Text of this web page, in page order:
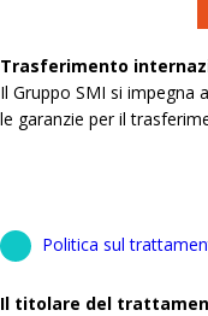
Trasferimento
Il Gruppo SMI si impegna
le garanzie per il
Politica sul
Il titolare del